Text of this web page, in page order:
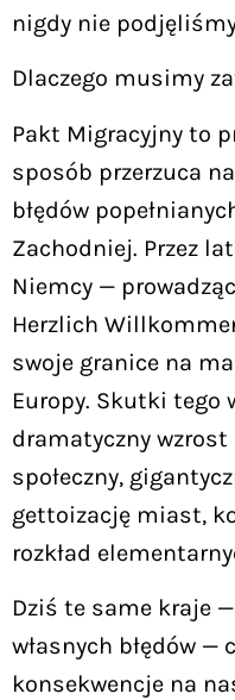
nigdy nie
Dlaczego musimy
Pakt Migracyjny to
sposób przerzuca
błędów
Zachodniej. Przez
Niemcy —
Herzlich
swoje granice na
Europy. Skutki tego
dramatyczny
społeczny,
gettoizację miast,
rozkład
Dziś te same kraje
własnych błędów —
konsekwencje na